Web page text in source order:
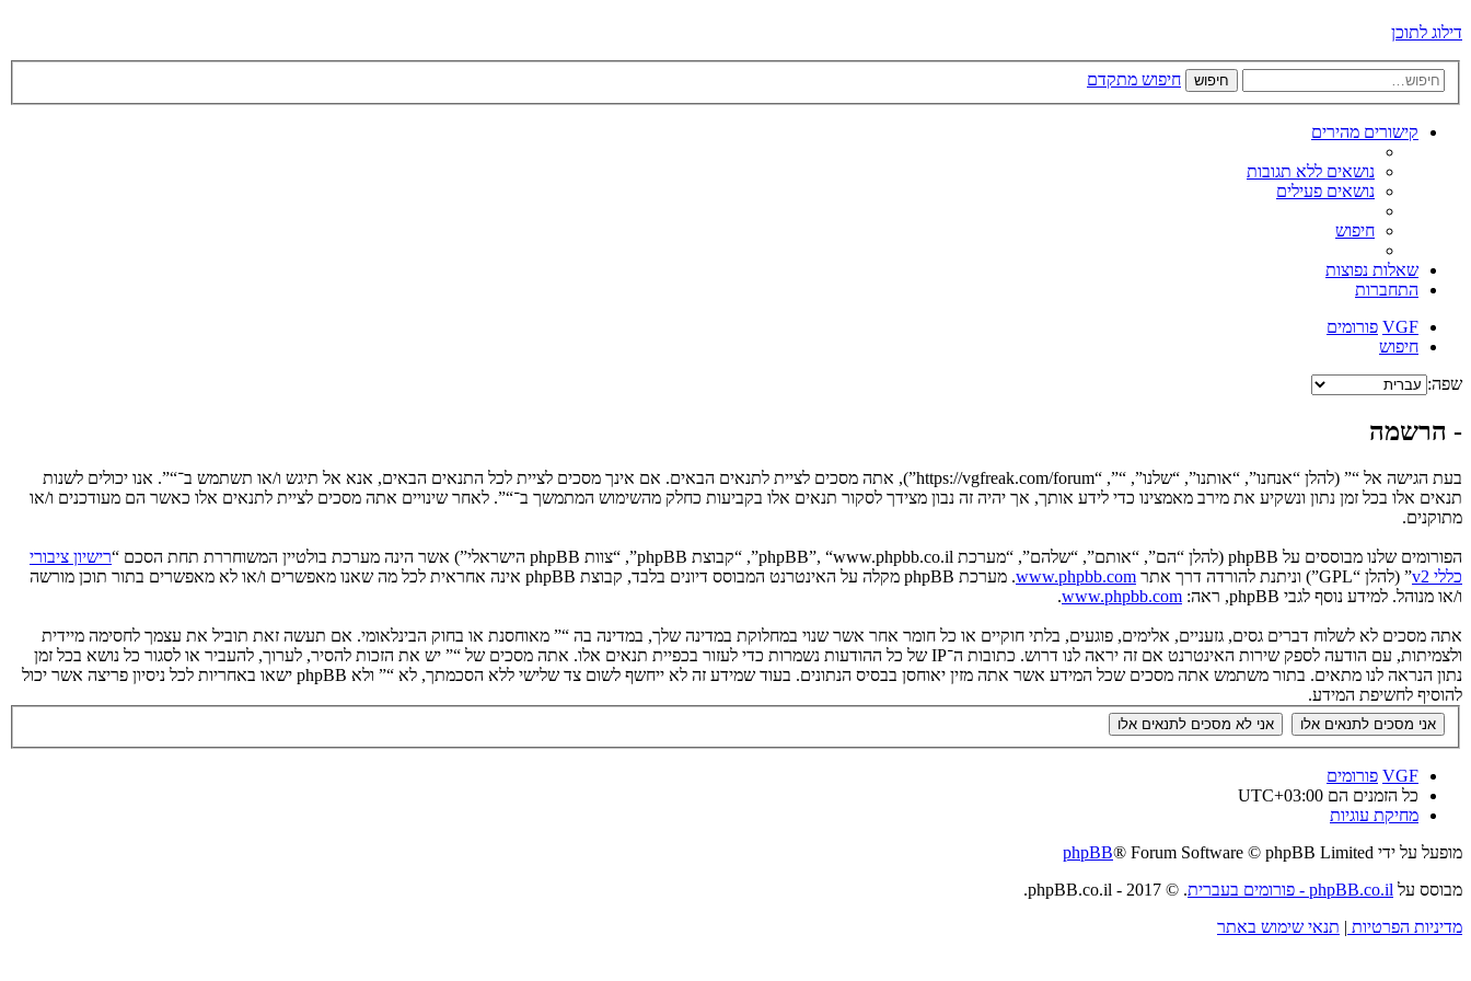
דילוג לתוכן
חיפוש חיפוש מתקדם
קישורים מהירים
נושאים ללא תגובות
נושאים פעילים
חיפוש
שאלות נפוצות
התחברות
VGF פורומים
חיפוש
שפה:
- הרשמה
בעת הגישה אל “” (להלן “אנחנו”, “אותנו”, “שלנו”, “”, “https://vgfreak.com/forum”), אתה מסכים לציית לתנאים הבאים. אם אינך מסכים לציית לכל התנאים הבאים, אנא אל תיגש ו/או תשתמש ב־“”. אנו יכולים לשנות
תנאים אלו בכל זמן נתון ונשקיע את מירב מאמצינו כדי לידע אותך, אך יהיה זה נבון מצידך לסקור תנאים אלו בקביעות כחלק מהשימוש המתמשך ב־“”. לאחר שינויים אתה מסכים לציית לתנאים אלו כאשר הם מעודכנים ו/או
מתוקנים.
הפורומים שלנו מבוססים על phpBB (להלן “הם”, “אותם”, “שלהם”, “מערכת phpBB”, “www.phpbb.co.il”, “קבוצת phpBB”, “צוות phpBB הישראלי”) אשר הינה מערכת בולטיין המשוחררת תחת הסכם “
רישיון ציבורי
כללי v2
” (להלן “GPL”) וניתנת להורדה דרך אתר www.phpbb.com
. מערכת phpBB מקלה על האינטרנט המבוסס דיונים בלבד, קבוצת phpBB אינה אחראית לכל מה שאנו מאפשרים ו/או לא מאפשרים בתור תוכן מורשה
ו/או מנוהל. למידע נוסף לגבי phpBB, ראה:
www.phpbb.com
.
אתה מסכים לא לשלוח דברים גסים, גזעניים, אלימים, פוגעים, בלתי חוקיים או כל חומר אחר אשר שנוי במחלוקת במדינה שלך, במדינה בה “” מאוחסנת או בחוק הבינלאומי. אם תעשה זאת תוביל את עצמך לחסימה מיידית
ולצמיתות, עם הודעה לספק שירות האינטרנט אם זה יראה לנו דרוש. כתובות ה־IP של כל ההודעות נשמרות כדי לעזור בכפיית תנאים אלו. אתה מסכים של “” יש את הזכות להסיר, לערוך, להעביר או לסגור כל נושא בכל זמן
נתון הנראה לנו מתאים. בתור משתמש אתה מסכים שכל המידע אשר אתה מזין יאוחסן בבסיס הנתונים. בעוד שמידע זה לא ייחשף לשום צד שלישי ללא הסכמתך, לא “” ולא phpBB ישאו באחריות לכל ניסיון פריצה אשר יכול
להוסיף לחשיפת המידע.
VGF פורומים
כל הזמנים הם UTC+03:00
מחיקת עוגיות
מופעל על ידי
phpBB® Forum Software © phpBB Limited
מבוסס על phpBB.co.il - פורומים בעברית
. © 2017 - phpBB.co.il.
מדיניות הפרטיות | תנאי שימוש באתר